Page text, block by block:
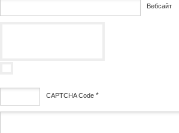
Вебсайт
CAPTCHA Code *